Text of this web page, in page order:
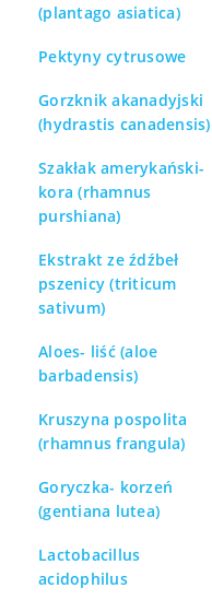
(plantago asiatica)
Pektyny cytrusowe
Gorzknik akanadyjski
(hydrastis canadensis)
Szakłak amerykański-
kora (rhamnus
purshiana)
Ekstrakt ze źdźbeł
pszenicy (triticum
sativum)
Aloes- liść (aloe
barbadensis)
Kruszyna pospolita
(rhamnus frangula)
Goryczka- korzeń
(gentiana lutea)
Lactobacillus
acidophilus